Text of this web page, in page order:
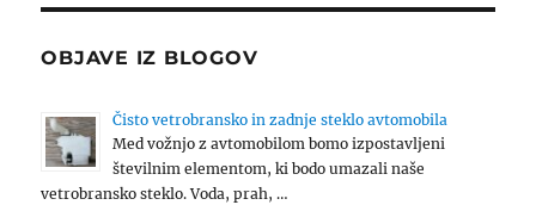
OBJAVE IZ BLOGOV
Čisto vetrobransko in zadnje steklo avtomobila
Med vožnjo z avtomobilom bomo izpostavljeni
številnim elementom, ki bodo umazali naše
vetrobransko steklo. Voda, prah, …